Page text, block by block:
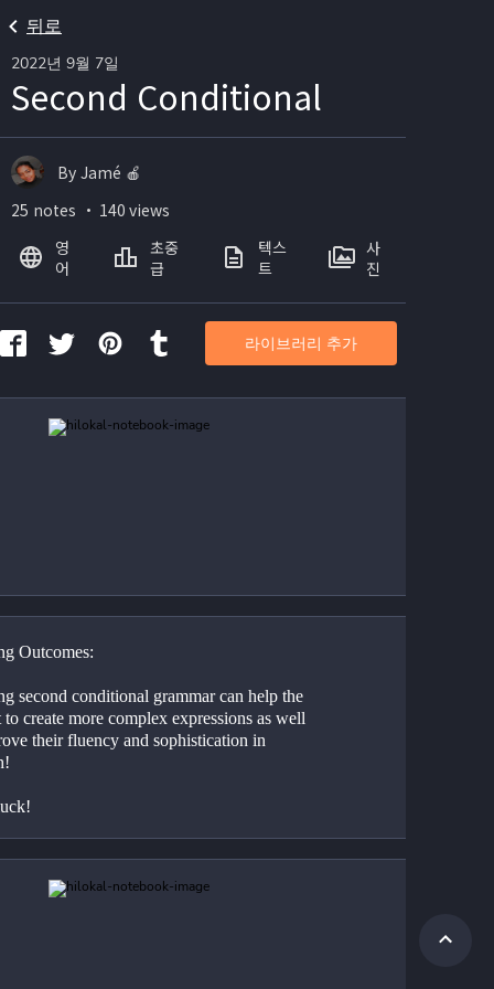
뒤로
2022년 9월 7일
Second Conditional
Outcomes:
second conditional grammar can help the
to create more complex expressions as well
their fluency and sophistication in
By Jamé 🍎
25 notes ・ 140 views
영
어
초중
급
텍스
트
사
진
라이브러리 추가